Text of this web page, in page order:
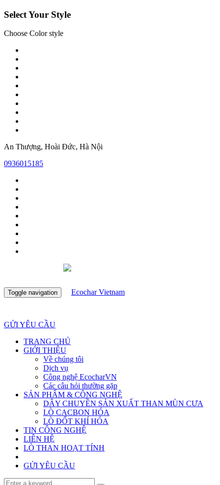
Select Your Style
Choose Color style
An Thượng, Hoài Đức, Hà Nội
0936015185
Toggle navigation
GỬI YÊU CẦU
TRANG CHỦ
GIỚI THIỆU
Về chúng tôi
Dịch vụ
Công nghệ EcocharVN
Các câu hỏi thường gặp
SẢN PHẨM & CÔNG NGHỆ
DÂY CHUYỀN SẢN XUẤT THAN MÙN CƯA
LÒ CACBON HÓA
LÒ ĐỐT KHÍ HÓA
TIN CÔNG NGHỆ
LIÊN HỆ
LÒ THAN HOẠT TÍNH
GỬI YÊU CẦU